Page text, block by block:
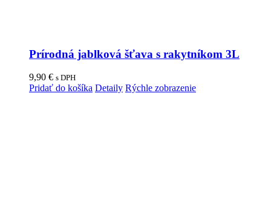
Prírodná jablková šťava s rakytníkom 3L
9,90 € s DPH
Pridať do košíka Detaily Rýchle zobrazenie